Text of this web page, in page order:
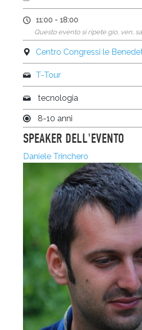
11:00 - 18:00
Questo evento si ripete gio, ven,
Centro Congressi le
T-Tour
tecnologia
8-10 anni
SPEAKER DELL'EVENTO
Daniele Trinchero